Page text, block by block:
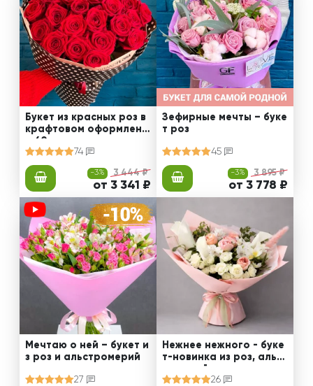
Букет из красных роз в
крафтовом оформлени
и 60 см
74
-3% 3 444 ₽
от 3 341 ₽
Зефирные мечты – буке
т роз
45
-3% 3 895 ₽
от 3 778 ₽
Мечтаю о ней – букет и
з роз и альстромерий
27
Нежнее нежного - буке
т-новинка из роз, альст
ромерий и калл
26